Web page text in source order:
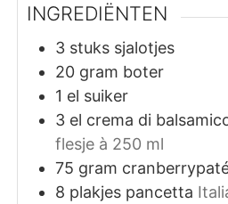
INGREDIËNTEN
3 stuks sjalotjes
20 gram boter
1 el suiker
3 el crema di
flesje à 250 ml
75 gram
8 plakjes pancetta